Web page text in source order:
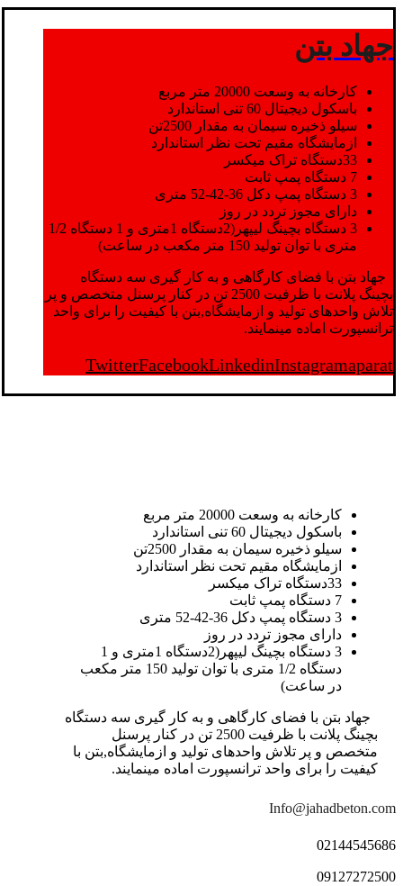
جهاد بتن
کارخانه به وسعت 20000 متر مربع
باسکول دیجیتال 60 تنی استاندارد
سیلو ذخیره سیمان به مقدار 2500تن
ازمایشگاه مقیم تحت نظر استاندارد
33دستگاه تراک میکسر
7 دستگاه پمپ ثابت
3 دستگاه پمپ دکل 36-42-52 متری
دارای مجوز تردد در روز
3 دستگاه بچینگ لیپهر(2دستگاه 1متری و 1 دستگاه 1/2
متری با توان تولید 150 متر مکعب در ساعت)
جهاد بتن با فضای کارگاهی و به کار گیری سه دستگاه
بچینگ پلانت با ظرفیت 2500 تن در کنار پرسنل متخصص و پر
تلاش واحدهای تولید و ازمایشگاه,بتن با کیفیت را برای واحد
ترانسپورت اماده مینمایند.
TwitterFacebookLinkedinInstagramaparat
کارخانه به وسعت 20000 متر مربع
باسکول دیجیتال 60 تنی استاندارد
سیلو ذخیره سیمان به مقدار 2500تن
ازمایشگاه مقیم تحت نظر استاندارد
33دستگاه تراک میکسر
7 دستگاه پمپ ثابت
3 دستگاه پمپ دکل 36-42-52 متری
دارای مجوز تردد در روز
3 دستگاه بچینگ لیپهر(2دستگاه 1متری و 1
دستگاه 1/2 متری با توان تولید 150 متر مکعب
در ساعت)
جهاد بتن با فضای کارگاهی و به کار گیری سه دستگاه
بچینگ پلانت با ظرفیت 2500 تن در کنار پرسنل
متخصص و پر تلاش واحدهای تولید و ازمایشگاه,بتن با
کیفیت را برای واحد ترانسپورت اماده مینمایند.
Info@jahadbeton.com
02144545686
09127272500